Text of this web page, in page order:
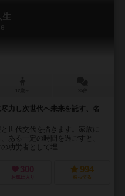
生
力し次世代へ未来を託す、名
世代交代を描きます。家族に
ある一定の時間を過ごすと、
功労者として埋...
300
お気に入り
994
持ってる